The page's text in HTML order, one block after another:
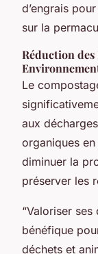
d’engrais
sur la
Réduction des
Le
aux
organiques
diminuer la
préserver les
“Valoriser
bénéfique
déchets et